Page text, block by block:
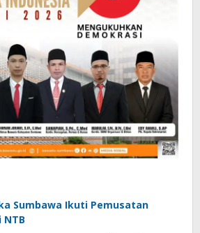
Sumbawa Ikuti Pemusatan